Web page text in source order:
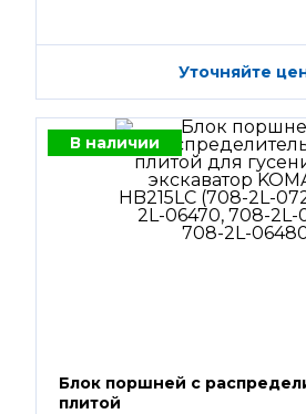
Уточняйте
В наличии
Блок поршней c
плитой